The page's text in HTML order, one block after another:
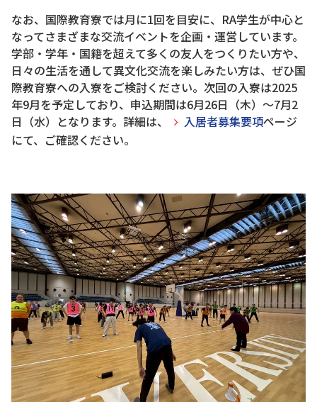
なお、国際教育寮では月に1回を目安に、RA学生が中心と
なってさまざまな交流イベントを企画・運営しています。
学部・学年・国籍を超えて多くの友人をつくりたい方や、
日々の生活を通して異文化交流を楽しみたい方は、ぜひ国
際教育寮への入寮をご検討ください。次回の入寮は2025
年9月を予定しており、申込期間は6月26日（木）～7月2
日（水）となります。詳細は、
入居者募集要項ページ
にて、ご確認ください。